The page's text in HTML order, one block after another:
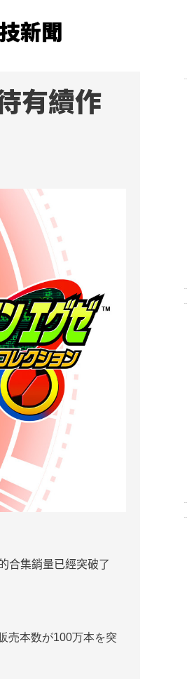
新聞
有續作
合集銷量已經突破了
売本数が100万本を突